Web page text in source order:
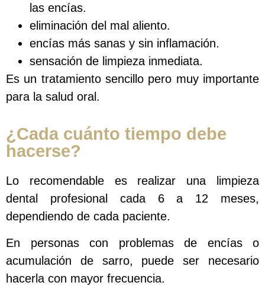
las encías.
eliminación del mal aliento.
encías más sanas y sin inflamación.
sensación de limpieza inmediata.
Es un tratamiento sencillo pero muy importante
para la salud oral.
¿Cada cuánto tiempo debe
hacerse?
Lo recomendable es realizar una limpieza
dental profesional cada 6 a 12 meses,
dependiendo de cada paciente.
En personas con problemas de encías o
acumulación de sarro, puede ser necesario
hacerla con mayor frecuencia.